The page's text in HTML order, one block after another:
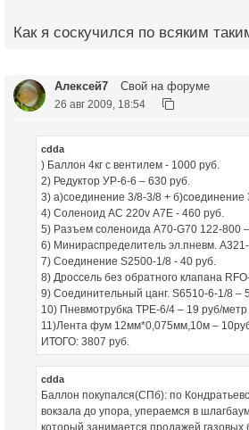
Как я соскучился по всяким
Алексей7 Свой на форуме
26 авг 2009, 18:54
cdda
) Баллон 4кг с вентилем - 1000 руб.
2) Редуктор УР-6-6 – 630 руб.
3) a)соединение 3/8-3/8 + б)соединение
4) Соленоид АС 220v А7Е - 460 руб.
5) Разъем соленоида А70-G70 122-800
6) Минираспределитель эл.пневм.
7) Соединение S2500-1/8 - 40 руб.
8) Дроссель без обратного клапана
9) Соединительный цанг. S6510-6-1/8 –
10) Пневмотрубка ТРЕ-6/4 – 19 руб/
11)Лента фум 12мм*0,075мм,10м –
ИТОГО: 3807 руб.
cdda
Баллон покупался(СПб): по
вокзала до упора, упераемся в
который занимается продажей газовых